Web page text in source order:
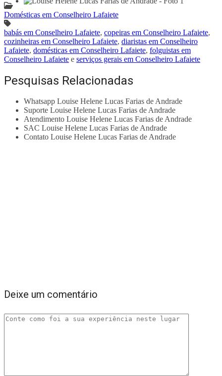
Domésticas em Conselheiro Lafaiete
babás em Conselheiro Lafaiete, copeiras em Conselheiro Lafaiete,
cozinheiras em Conselheiro Lafaiete, diaristas em Conselheiro
Lafaiete, domésticas em Conselheiro Lafaiete, folguistas em
Conselheiro Lafaiete e serviços gerais em Conselheiro Lafaiete
Pesquisas Relacionadas
Whatsapp Louise Helene Lucas Farias de Andrade
Suporte Louise Helene Lucas Farias de Andrade
Atendimento Louise Helene Lucas Farias de Andrade
SAC Louise Helene Lucas Farias de Andrade
Contato Louise Helene Lucas Farias de Andrade
Deixe um comentário